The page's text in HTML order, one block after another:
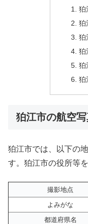
狛
狛
狛
狛
狛
狛
狛江市の航空
狛江市では、以下の
す。狛江市の役所等
撮影地点
よみがな
都道府県名